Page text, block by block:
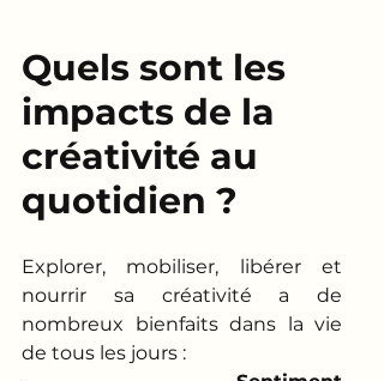
Quels sont les
impacts de la
créativité au
quotidien ?
Explorer, mobiliser, libérer et
nourrir sa créativité a de
nombreux bienfaits dans la vie
de tous les jours :